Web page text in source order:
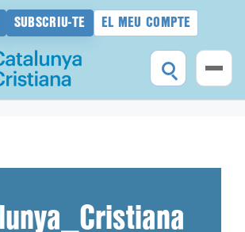
SUBSCRIU-TE EL MEU COMPTE